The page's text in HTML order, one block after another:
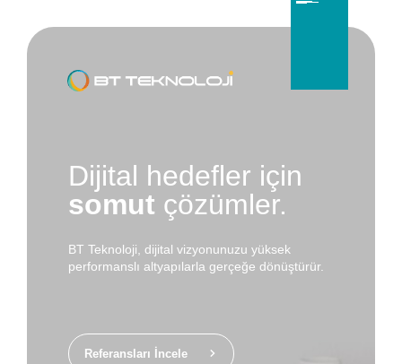
Dijital hedefler için
somut çözümler.
BT Teknoloji, dijital vizyonunuzu yüksek
performanslı altyapılarla gerçeğe dönüştürür.
Referansları İncele